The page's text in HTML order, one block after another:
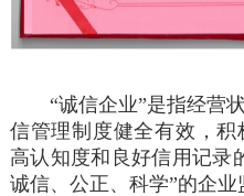
“诚信企业”是指经营状
信管理制度健全有效，
高认知度和良好信用记录
诚信、公正、科学”的企